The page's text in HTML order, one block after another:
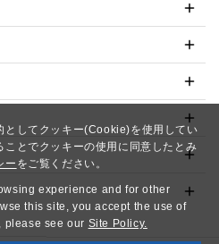
としてクッキー(Cookie)を使用してい
ことでクッキーの使用に同意したとみ
ー をご覧ください。
experience and for other
this site, you accept the use of
please see our Site Policy.